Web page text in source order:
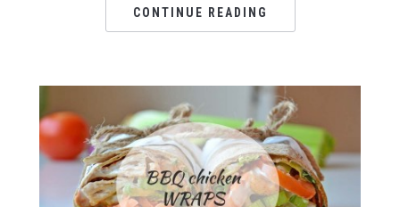
CONTINUE READING